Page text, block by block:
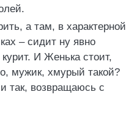
а там, в характерной
– сидит ну явно
И Женька стоит,
мужик, хмурый такой?
так, возвращаюсь с